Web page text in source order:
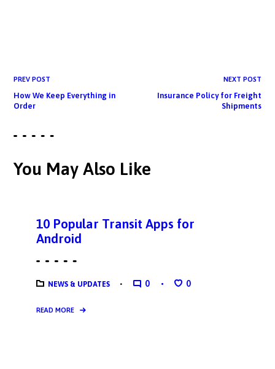
PREV POST
How We Keep Everything in
Order
NEXT POST
Insurance Policy for Freight
Shipments
You May Also Like
10 Popular Transit Apps for
Android
NEWS & UPDATES 0 0
READ MORE